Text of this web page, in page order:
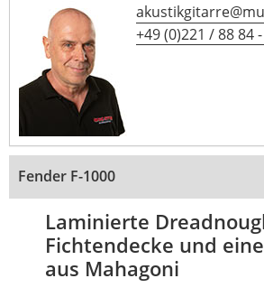
+49 (0)221 / 88 84
Fender F-1000
Laminierte
Fichtendecke und
aus Mahagoni